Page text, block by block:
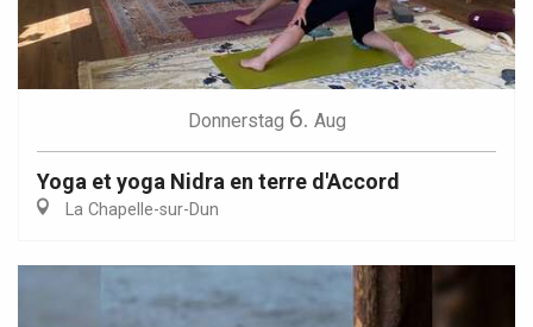
Donnerstag 6. Aug
Yoga et yoga Nidra en terre d'Accord
La Chapelle-sur-Dun